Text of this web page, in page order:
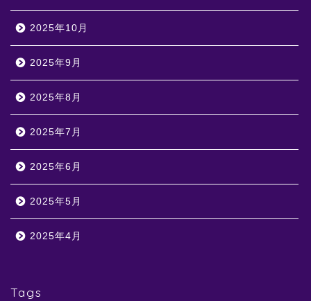
2025年10月
2025年9月
2025年8月
2025年7月
2025年6月
2025年5月
2025年4月
Tags